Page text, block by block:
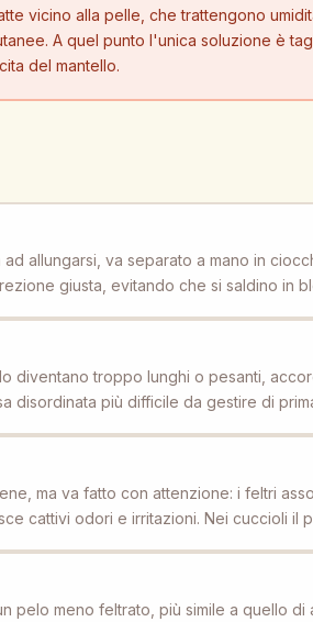
vicino alla pelle, che trattengono
A quel punto l'unica soluzione è
del mantello.
allungarsi, va separato a mano in
giusta, evitando che si saldino in
diventano troppo lunghi o pesanti,
disordinata più difficile da gestire di
ma va fatto con attenzione: i feltri
cattivi odori e irritazioni. Nei cuccioli
pelo meno feltrato, più simile a quello